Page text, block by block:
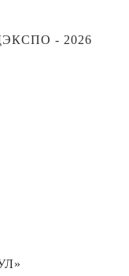
- 2026